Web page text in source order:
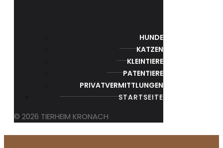
HUNDE
KATZEN
KLEINTIERE
PATENTIERE
PRIVATVERMITTLUNGEN
STARTSEITE
© 2026 TIERHEIM KRONACH